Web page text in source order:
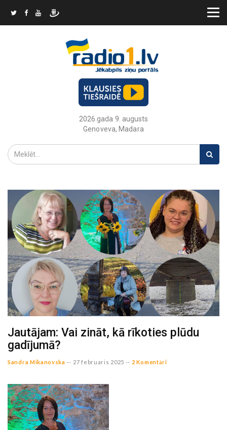
2026.gada 9. augusts
Genoveva, Madara
Jautājam: Vai zināt, kā rīkoties plūdu
gadījumā?
Sandra Mikanovska -- 27 februaris 2025 -- 2 Komentāri